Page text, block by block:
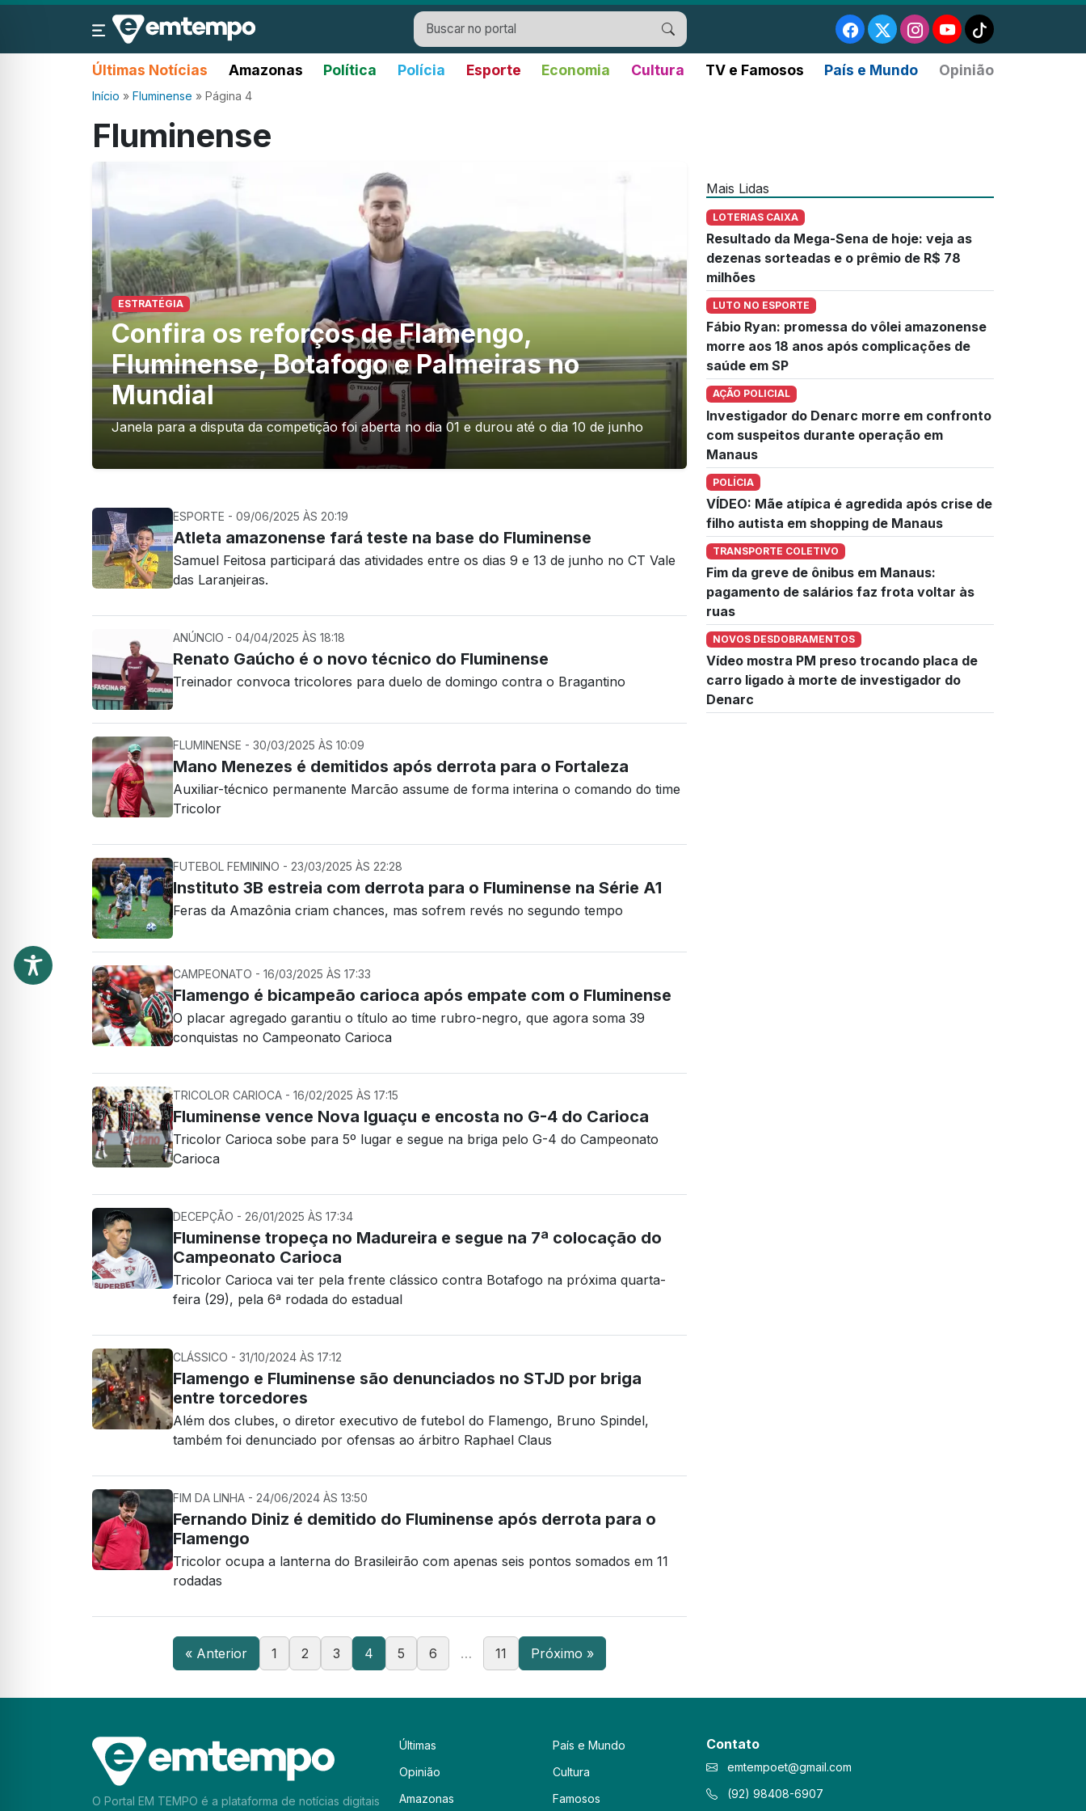
Últimas Notícias Amazonas Política Polícia Esporte Economia Cultura TV e Famosos País e Mundo Opinião
Início » Fluminense » Página 4
Fluminense
ESTRATÉGIA
Confira os reforços de Flamengo,
Fluminense, Botafogo e Palmeiras no
Mundial
Janela para a disputa da competição foi aberta no dia 01 e durou até o dia 10 de junho
ESPORTE - 09/06/2025 ÀS 20:19
Atleta amazonense fará teste na base do Fluminense
Samuel Feitosa participará das atividades entre os dias 9 e 13 de junho no CT Vale
das Laranjeiras.
ANÚNCIO - 04/04/2025 ÀS 18:18
Renato Gaúcho é o novo técnico do Fluminense
Treinador convoca tricolores para duelo de domingo contra o Bragantino
FLUMINENSE - 30/03/2025 ÀS 10:09
Mano Menezes é demitidos após derrota para o Fortaleza
Auxiliar-técnico permanente Marcão assume de forma interina o comando do time
Tricolor
FUTEBOL FEMININO - 23/03/2025 ÀS 22:28
Instituto 3B estreia com derrota para o Fluminense na Série A1
Feras da Amazônia criam chances, mas sofrem revés no segundo tempo
CAMPEONATO - 16/03/2025 ÀS 17:33
Flamengo é bicampeão carioca após empate com o Fluminense
O placar agregado garantiu o título ao time rubro-negro, que agora soma 39
conquistas no Campeonato Carioca
TRICOLOR CARIOCA - 16/02/2025 ÀS 17:15
Fluminense vence Nova Iguaçu e encosta no G-4 do Carioca
Tricolor Carioca sobe para 5º lugar e segue na briga pelo G-4 do Campeonato
Carioca
DECEPÇÃO - 26/01/2025 ÀS 17:34
Fluminense tropeça no Madureira e segue na 7ª colocação do
Campeonato Carioca
Tricolor Carioca vai ter pela frente clássico contra Botafogo na próxima quarta-
feira (29), pela 6ª rodada do estadual
CLÁSSICO - 31/10/2024 ÀS 17:12
Flamengo e Fluminense são denunciados no STJD por briga
entre torcedores
Além dos clubes, o diretor executivo de futebol do Flamengo, Bruno Spindel,
também foi denunciado por ofensas ao árbitro Raphael Claus
FIM DA LINHA - 24/06/2024 ÀS 13:50
Fernando Diniz é demitido do Fluminense após derrota para o
Flamengo
Tricolor ocupa a lanterna do Brasileirão com apenas seis pontos somados em 11
rodadas
« Anterior 1 2 3 4 5 6 … 11 Próximo »
Mais Lidas
LOTERIAS CAIXA
Resultado da Mega-Sena de hoje: veja as
dezenas sorteadas e o prêmio de R$ 78
milhões
LUTO NO ESPORTE
Fábio Ryan: promessa do vôlei amazonense
morre aos 18 anos após complicações de
saúde em SP
AÇÃO POLICIAL
Investigador do Denarc morre em confronto
com suspeitos durante operação em
Manaus
POLÍCIA
VÍDEO: Mãe atípica é agredida após crise de
filho autista em shopping de Manaus
TRANSPORTE COLETIVO
Fim da greve de ônibus em Manaus:
pagamento de salários faz frota voltar às
ruas
NOVOS DESDOBRAMENTOS
Vídeo mostra PM preso trocando placa de
carro ligado à morte de investigador do
Denarc
O Portal EM TEMPO é a plataforma de notícias digitais
Últimas
Opinião
Amazonas
País e Mundo
Cultura
Famosos
Contato
emtempoet@gmail.com
(92) 98408-6907